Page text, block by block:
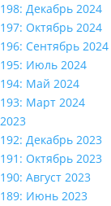
198: Декабрь 2024
197: Октябрь 2024
196: Сентябрь 2024
195: Июль 2024
194: Май 2024
193: Март 2024
2023
192: Декабрь 2023
191: Октябрь 2023
190: Август 2023
189: Июнь 2023